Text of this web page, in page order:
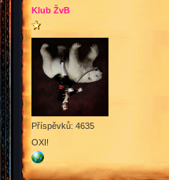
Klub ŽvB
Příspěvků: 4635
OXI!